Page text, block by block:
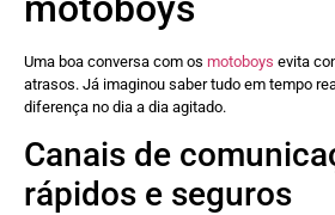
Uma boa conversa com os motoboys evita
atrasos. Já imaginou saber tudo em tempo
diferença no dia a dia agitado.
Canais de
rápidos e seguros